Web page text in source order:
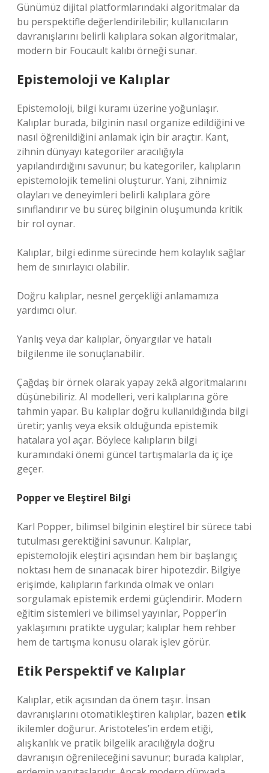
Günümüz dijital platformlarındaki algoritmalar da
bu perspektifle değerlendirilebilir; kullanıcıların
davranışlarını belirli kalıplara sokan algoritmalar,
modern bir Foucault kalıbı örneği sunar.
Epistemoloji ve Kalıplar
Epistemoloji, bilgi kuramı üzerine yoğunlaşır.
Kalıplar burada, bilginin nasıl organize edildiğini ve
nasıl öğrenildiğini anlamak için bir araçtır. Kant,
zihnin dünyayı kategoriler aracılığıyla
yapılandırdığını savunur; bu kategoriler, kalıpların
epistemolojik temelini oluşturur. Yani, zihnimiz
olayları ve deneyimleri belirli kalıplara göre
sınıflandırır ve bu süreç bilginin oluşumunda kritik
bir rol oynar.
Kalıplar, bilgi edinme sürecinde hem kolaylık sağlar
hem de sınırlayıcı olabilir.
Doğru kalıplar, nesnel gerçekliği anlamamıza
yardımcı olur.
Yanlış veya dar kalıplar, önyargılar ve hatalı
bilgilenme ile sonuçlanabilir.
Çağdaş bir örnek olarak yapay zekâ algoritmalarını
düşünebiliriz. AI modelleri, veri kalıplarına göre
tahmin yapar. Bu kalıplar doğru kullanıldığında bilgi
üretir; yanlış veya eksik olduğunda epistemik
hatalara yol açar. Böylece kalıpların bilgi
kuramındaki önemi güncel tartışmalarla da iç içe
geçer.
Popper ve Eleştirel Bilgi
Karl Popper, bilimsel bilginin eleştirel bir sürece tabi
tutulması gerektiğini savunur. Kalıplar,
epistemolojik eleştiri açısından hem bir başlangıç
noktası hem de sınanacak birer hipotezdir. Bilgiye
erişimde, kalıpların farkında olmak ve onları
sorgulamak epistemik erdemi güçlendirir. Modern
eğitim sistemleri ve bilimsel yayınlar, Popper’in
yaklaşımını pratikte uygular; kalıplar hem rehber
hem de tartışma konusu olarak işlev görür.
Etik Perspektif ve Kalıplar
Kalıplar, etik açısından da önem taşır. İnsan
davranışlarını otomatikleştiren kalıplar, bazen etik
ikilemler doğurur. Aristoteles’in erdem etiği,
alışkanlık ve pratik bilgelik aracılığıyla doğru
davranışın öğrenileceğini savunur; burada kalıplar,